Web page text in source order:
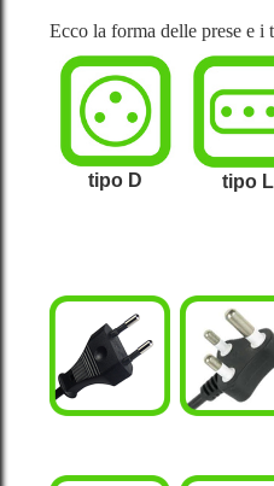
Ecco la forma delle prese e
tipo D tipo L